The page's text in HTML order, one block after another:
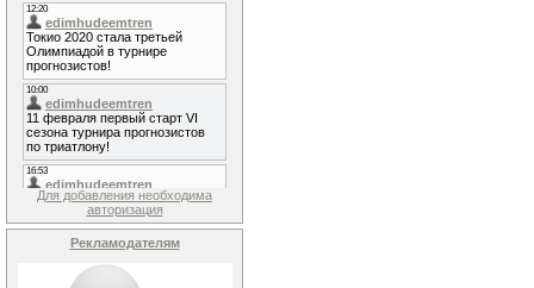
Для добавления необходима
авторизация
Рекламодателям